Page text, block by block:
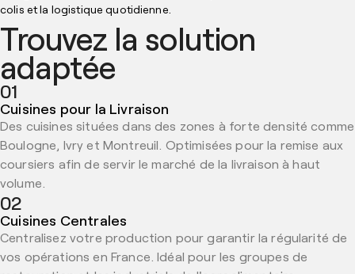
colis et la logistique quotidienne.
Trouvez la solution
adaptée
01
Cuisines pour la Livraison
Des cuisines situées dans des zones à forte densité comme
Boulogne, Ivry et Montreuil. Optimisées pour la remise aux
coursiers afin de servir le marché de la livraison à haut
volume.
02
Cuisines Centrales
Centralisez votre production pour garantir la régularité de
vos opérations en France. Idéal pour les groupes de